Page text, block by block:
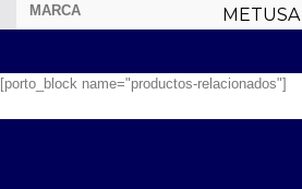
MARCA METUSA
[porto_block name="productos-relacionados"]